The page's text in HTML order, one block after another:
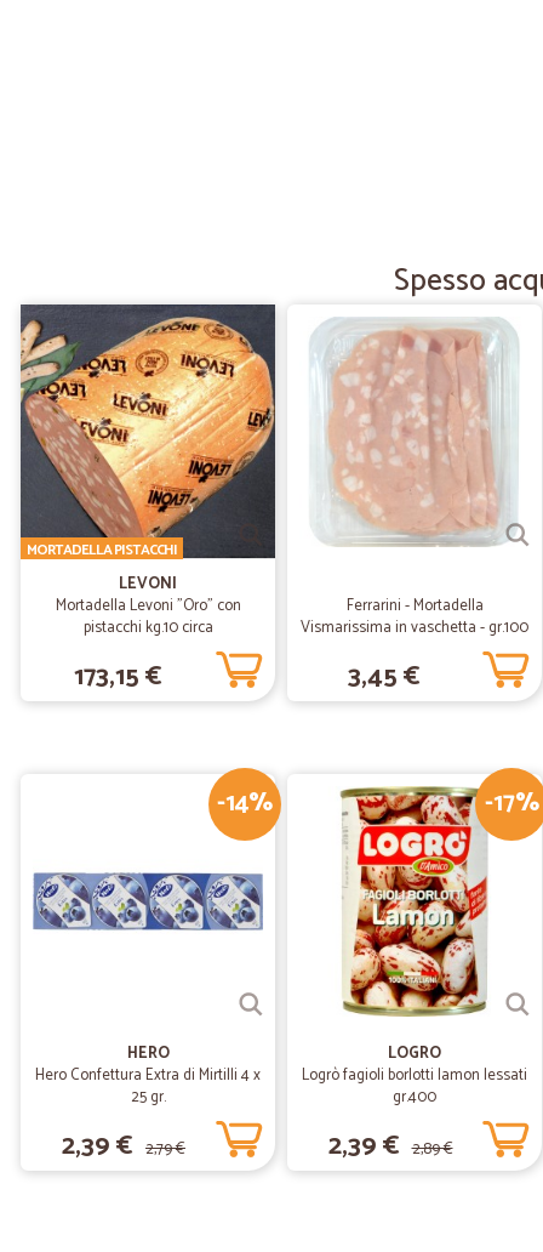
Spesso
LEVONI
Mortadella Levoni "Oro" con
pistacchi kg.10 circa
MORTADELLA PISTACCHI
173,15 €
Ferrarini - Mortadella
Vismarissima in vaschetta - gr.100
3,45 €
-14%
HERO
Hero Confettura Extra di Mirtilli 4 x
25 gr.
2,39 € 2,79 €
-17%
LOGRO
Logrò fagioli borlotti lamon lessati
gr.400
2,39 € 2,89 €